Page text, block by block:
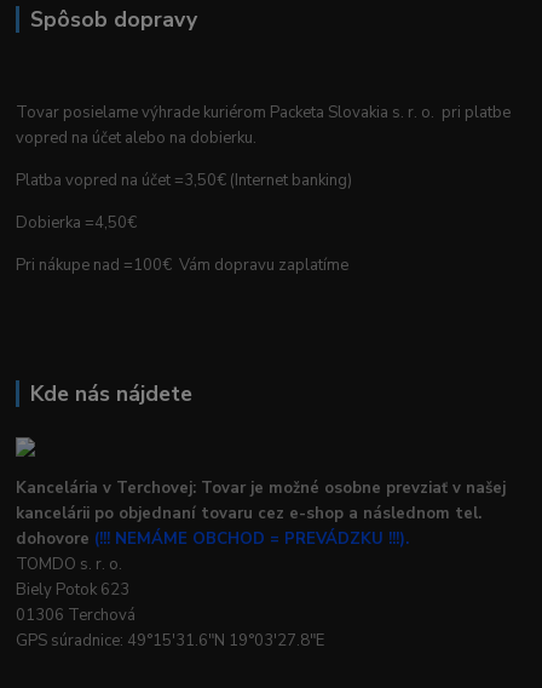
Spôsob dopravy
Tovar posielame výhrade kuriérom Packeta Slovakia s. r. o. pri platbe
vopred na účet alebo na dobierku.
Platba vopred na účet =3,50€ (Internet banking)
Dobierka =4,50€
Pri nákupe nad =100€ Vám dopravu zaplatíme
Kde nás nájdete
Kancelária v Terchovej: Tovar je možné osobne prevziať v našej
kancelárii po objednaní tovaru cez e-shop a následnom tel.
dohovore (!!! NEMÁME OBCHOD = PREVÁDZKU !!!).
TOMDO s. r. o.
Biely Potok 623
01306 Terchová
GPS súradnice: 49°15'31.6"N 19°03'27.8"E